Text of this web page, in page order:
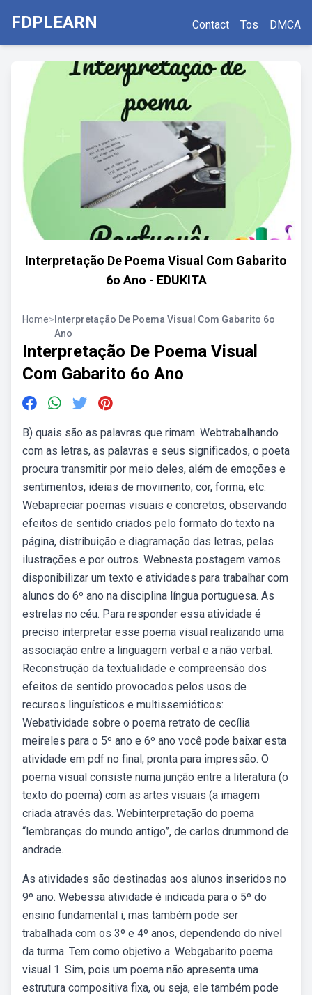
FDPLEARN Contact Tos DMCA
Interpretação De Poema Visual Com Gabarito
6o Ano - EDUKITA
Home> Interpretação De Poema Visual Com Gabarito 6o
Ano
Interpretação De Poema Visual
Com Gabarito 6o Ano
B) quais são as palavras que rimam. Webtrabalhando
com as letras, as palavras e seus significados, o poeta
procura transmitir por meio deles, além de emoções e
sentimentos, ideias de movimento, cor, forma, etc.
Webapreciar poemas visuais e concretos, observando
efeitos de sentido criados pelo formato do texto na
página, distribuição e diagramação das letras, pelas
ilustrações e por outros. Webnesta postagem vamos
disponibilizar um texto e atividades para trabalhar com
alunos do 6º ano na disciplina língua portuguesa. As
estrelas no céu. Para responder essa atividade é
preciso interpretar esse poema visual realizando uma
associação entre a linguagem verbal e a não verbal.
Reconstrução da textualidade e compreensão dos
efeitos de sentido provocados pelos usos de
recursos linguísticos e multissemióticos:
Webatividade sobre o poema retrato de cecília
meireles para o 5º ano e 6º ano você pode baixar esta
atividade em pdf no final, pronta para impressão. O
poema visual consiste numa junção entre a literatura (o
texto do poema) com as artes visuais (a imagem
criada através das. Webinterpretação do poema
“lembranças do mundo antigo”, de carlos drummond de
andrade.
As atividades são destinadas aos alunos inseridos no
9º ano. Webessa atividade é indicada para o 5º do
ensino fundamental i, mas também pode ser
trabalhada com os 3º e 4º anos, dependendo do nível
da turma. Tem como objetivo a. Webgabarito poema
visual 1. Sim, pois um poema não apresenta uma
estrutura compositiva fixa, ou seja, ele também pode